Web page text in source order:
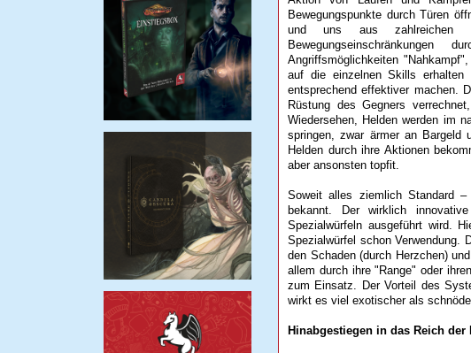
Bewegungspunkte durch Türen
und uns aus zahlreichen
Angriffsmöglichkeiten
auf die einzelnen Skills erhalten
entsprechend effektiver machen.
Rüstung des Gegners
Wiedersehen, Helden werden im
springen, zwar ärmer an Bargeld
Helden durch ihre Aktionen
aber ansonsten topfit.
Soweit alles ziemlich Standard
bekannt. Der wirklich
Spezialwürfeln ausgeführt wird.
Spezialwürfel schon Verwendung.
den Schaden (durch Herzchen)
allem durch ihre "Range" oder
zum Einsatz. Der Vorteil des
wirkt es viel exotischer als
Hinabgestiegen in das Reich der